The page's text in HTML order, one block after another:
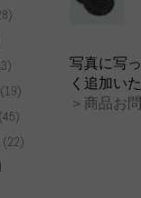
(22)
写真に写
く追加い
＞商品お